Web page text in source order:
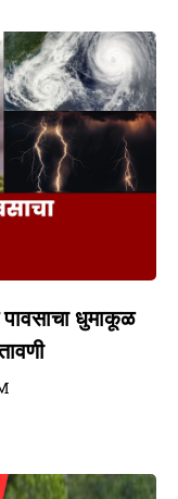
पावसाचा धुमाकूळ